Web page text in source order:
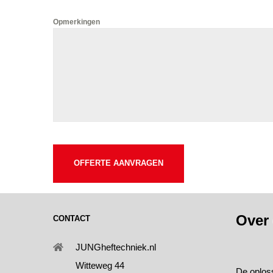
Opmerkingen
OFFERTE AANVRAGEN
CONTACT
JUNGheftechniek.nl
Witteweg 44